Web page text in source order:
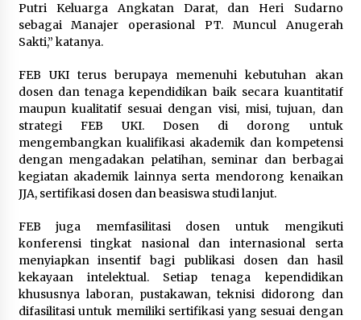
Putri Keluarga Angkatan Darat, dan Heri Sudarno
sebagai Manajer operasional PT. Muncul Anugerah
Sakti,” katanya.
FEB UKI terus berupaya memenuhi kebutuhan akan
dosen dan tenaga kependidikan baik secara kuantitatif
maupun kualitatif sesuai dengan visi, misi, tujuan, dan
strategi FEB UKI. Dosen di dorong untuk
mengembangkan kualifikasi akademik dan kompetensi
dengan mengadakan pelatihan, seminar dan berbagai
kegiatan akademik lainnya serta mendorong kenaikan
JJA, sertifikasi dosen dan beasiswa studi lanjut.
FEB juga memfasilitasi dosen untuk mengikuti
konferensi tingkat nasional dan internasional serta
menyiapkan insentif bagi publikasi dosen dan hasil
kekayaan intelektual. Setiap tenaga kependidikan
khususnya laboran, pustakawan, teknisi didorong dan
difasilitasi untuk memiliki sertifikasi yang sesuai dengan